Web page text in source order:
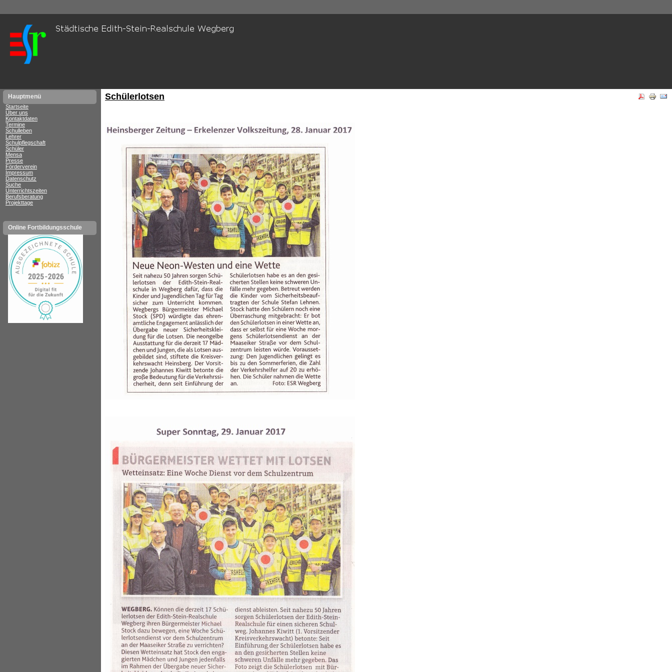
Hauptmenü
Startseite
Über uns
Kontaktdaten
Termine
Schulleben
Lehrer
Schulpflegschaft
Schüler
Mensa
Presse
Förderverein
Impressum
Datenschutz
Suche
Unterrichtszeiten
Berufsberatung
Projekttage
Online Fortbildungsschule
Schülerlotsen